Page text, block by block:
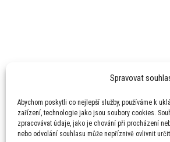
Spravovat
Abychom poskytli co nejlepší služby, používáme k
zařízení, technologie jako jsou soubory cookies.
zpracovávat údaje, jako je chování při procházení
nebo odvolání souhlasu může nepříznivě ovlivnit